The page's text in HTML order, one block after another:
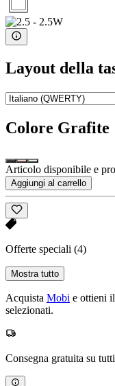
Layout della
Colore Grafite
Articolo disponibile e
Aggiungi al carrello
Offerte speciali (4)
Mostra tutto
Acquista Mobi e ottieni
selezionati.
Consegna gratuita su